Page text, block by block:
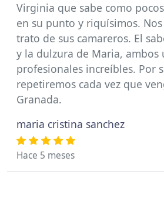
Virginia que sabe como
en su punto y riquísimos.
trato de sus camareros. El
y la dulzura de Maria, ambos
profesionales increíbles. Por
repetiremos cada vez que
Granada.
maria cristina sanchez
Hace 5 meses